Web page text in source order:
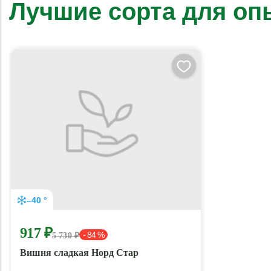
Лучшие сорта для
–40 °
917 ₽5 730 ₽ - 84 %
Вишня сладкая Норд Стар